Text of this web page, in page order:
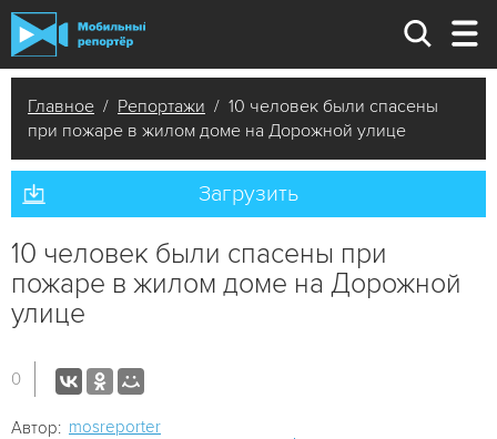
Главное / Репортажи / 10 человек были спасены
при пожаре в жилом доме на Дорожной улице
Загрузить
10 человек были спасены при
пожаре в жилом доме на Дорожной
улице
0
Автор: mosreporter